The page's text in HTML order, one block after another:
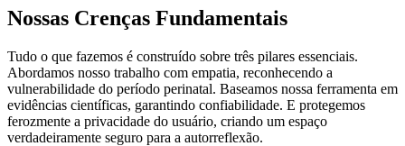
Nossas Crenças Fundamentais
Tudo o que fazemos é construído sobre três pilares essenciais.
Abordamos nosso trabalho com empatia, reconhecendo a
vulnerabilidade do período perinatal. Baseamos nossa ferramenta em
evidências científicas, garantindo confiabilidade. E protegemos
ferozmente a privacidade do usuário, criando um espaço
verdadeiramente seguro para a autorreflexão.